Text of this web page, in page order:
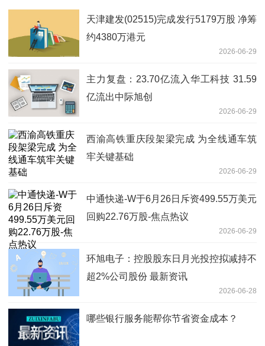
天津建发(02515)完成发行5179万股 净筹
约4380万港元
2026-06-29
主力复盘：23.70亿流入华工科技 31.59
亿流出中际旭创
2026-06-29
西渝高铁重庆段架梁完成 为全线通车筑
牢关键基础
2026-06-29
中通快递-W于6月26日斥资499.55万美元
回购22.76万股-焦点热议
2026-06-29
环旭电子：控股股东日月光投控拟减持不
超2%公司股份 最新资讯
2026-06-28
哪些银行服务能帮你节省资金成本？